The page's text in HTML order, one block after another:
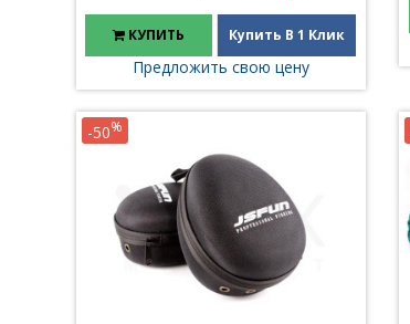
КУПИТЬ Купить В 1 Клик
Предложить свою цену
-50%